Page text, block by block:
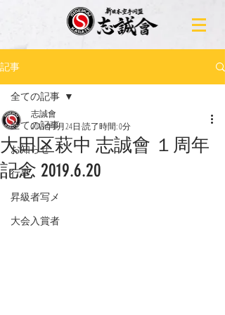
記事
全ての記事
お知らせ
行事
昇級者写メ
大会入賞者
全ての記事
大田区萩中 志誠會 １周年
記念 2019.6.20
志誠會
2019年6月24日 読了時間: 0分